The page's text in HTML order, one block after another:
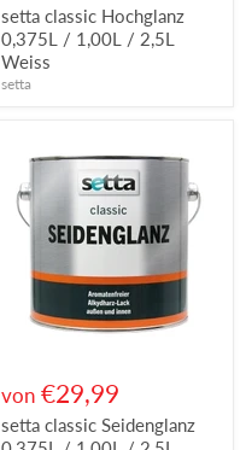
setta classic Hochglanz
0,375L / 1,00L / 2,5L
Weiss
setta
von €29,99
setta classic Seidenglanz